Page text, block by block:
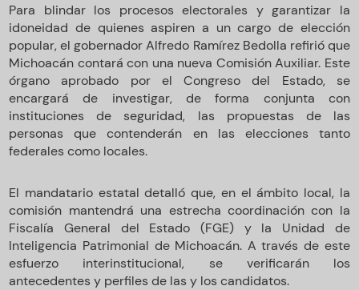
Para blindar los procesos electorales y garantizar la
idoneidad de quienes aspiren a un cargo de elección
popular, el gobernador Alfredo Ramírez Bedolla refirió que
Michoacán contará con una nueva Comisión Auxiliar. Este
órgano aprobado por el Congreso del Estado, se
encargará de investigar, de forma conjunta con
instituciones de seguridad, las propuestas de las
personas que contenderán en las elecciones tanto
federales como locales.
El mandatario estatal detalló que, en el ámbito local, la
comisión mantendrá una estrecha coordinación con la
Fiscalía General del Estado (FGE) y la Unidad de
Inteligencia Patrimonial de Michoacán. A través de este
esfuerzo interinstitucional, se verificarán los
antecedentes y perfiles de las y los candidatos.